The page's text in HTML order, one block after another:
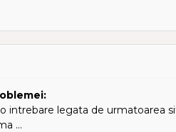
intrebare legata de urmatoarea
...